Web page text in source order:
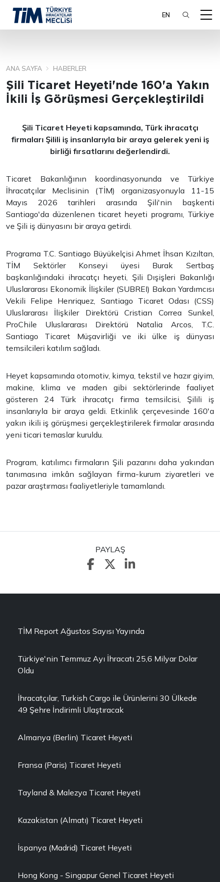
EN
ANA SAYFA HABERLER
Şili Ticaret Heyeti'nde 160'a Yakın
İkili İş Görüşmesi Gerçekleştirildi
Şili Ticaret Heyeti kapsamında, Türk ihracatçı
firmaları Şilili iş insanlarıyla bir araya gelerek yeni iş
birliği fırsatlarını değerlendirdi.
Ticaret Bakanlığının koordinasyonunda ve Türkiye
İhracatçılar Meclisinin (TİM) organizasyonuyla 11-15
Mayıs 2026 tarihleri arasında Şili'nin başkenti
Santiago'da düzenlenen ticaret heyeti programı, Türkiye
ve Şili iş dünyasını bir araya getirdi.
Programa T.C. Santiago Büyükelçisi Ahmet İhsan Kızıltan,
TİM Sektörler Konseyi üyesi Burak Sertbaş
başkanlığındaki ihracatçı heyeti, Şili Dışişleri Bakanlığı
Uluslararası Ekonomik İlişkiler (SUBREI) Bakan Yardımcısı
Vekili Felipe Henriquez, Santiago Ticaret Odası (CSS)
Uluslararası İlişkiler Direktörü Cristian Correa Sunkel,
ProChile Uluslararası Direktörü Natalia Arcos, T.C.
Santiago Ticaret Müşavirliği ve iki ülke iş dünyası
temsilcileri katılım sağladı.
Heyet kapsamında otomotiv, kimya, tekstil ve hazır giyim,
makine, klima ve maden gibi sektörlerinde faaliyet
gösteren 24 Türk ihracatçı firma temsilcisi, Şilili iş
insanlarıyla bir araya geldi. Etkinlik çerçevesinde 160'a
yakın ikili iş görüşmesi gerçekleştirilerek firmalar arasında
yeni ticari temaslar kuruldu.
Program, katılımcı firmaların Şili pazarını daha yakından
tanımasına imkân sağlayan firma-kurum ziyaretleri ve
pazar araştırması faaliyetleriyle tamamlandı.
PAYLAŞ
TİM Report Ağustos Sayısı Yayında
Türkiye'nin Temmuz Ayı İhracatı 25,6 Milyar Dolar
Oldu
İhracatçılar, Turkish Cargo ile Ürünlerini 30 Ülkede
49 Şehre İndirimli Ulaştıracak
Almanya (Berlin) Ticaret Heyeti
Fransa (Paris) Ticaret Heyeti
Tayland & Malezya Ticaret Heyeti
Kazakistan (Almatı) Ticaret Heyeti
İspanya (Madrid) Ticaret Heyeti
Hong Kong - Singapur Genel Ticaret Heyeti